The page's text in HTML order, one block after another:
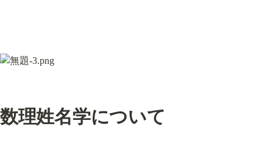
数理姓名学について